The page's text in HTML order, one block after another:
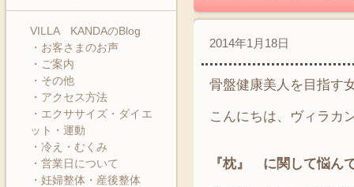
VILLA KANDAのBlog
・お客さまのお声
・ご案内
・その他
・アクセス方法
・エクササイズ・ダイエ
ット・運動
・冷え・むくみ
・営業日について
・妊婦整体・産後整体
2014年1月18日
骨盤健康美人を目指す
こんにちは、ヴィラカ
『枕』 に関して悩ん